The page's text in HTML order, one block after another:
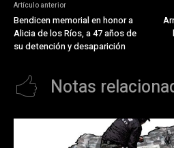
Artículo anterior
Bendicen memorial en honor a
Alicia de los Ríos, a 47 años de
su detención y desaparición
Notas